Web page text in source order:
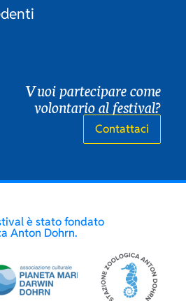
Vuoi partecipare come
volontario al festival?
Contattaci
è stato fondato
Anton Dohrn.